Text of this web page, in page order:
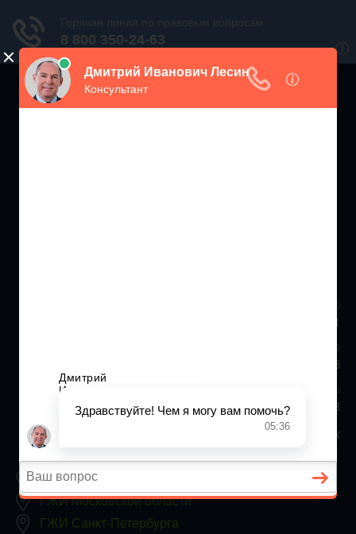
Москва и МО
+7 (499) 938-86-71
Санкт-Петербург и ЛО
+7 (812) 467-34-68
8 800 350 24 63
Заявки принимаются круглосуточно, без выходных
ГЖИ Москвы
ГЖИ Московской области
ГЖИ Санкт-Петербурга